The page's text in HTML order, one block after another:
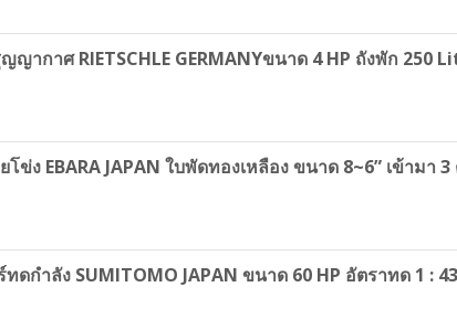
ากาศ RIETSCHLE GERMANYขนาด 4 HP ถังพัก 250
ข่ง EBARA JAPAN ใบพัดทองเหลือง ขนาด 8~6” เข้ามา
ทดกำลัง SUMITOMO JAPAN ขนาด 60 HP อัตราทด 1